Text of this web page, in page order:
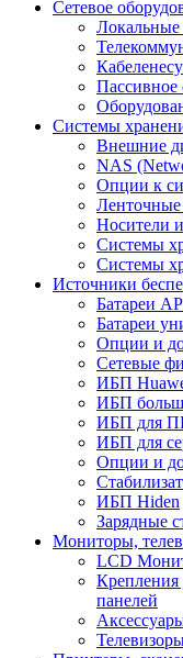
Сетевое
Локальные
Пассивное
Системы
Внешние
NAS
Опции к
Ленточные
Носители
Системы
Системы
Источники
Батареи
Батареи
Опции и
Сетевые
ИБП
ИБП
ИБП для
ИБП для
Опции и
ИБП Hiden
Зарядные
Мониторы,
LCD
панелей